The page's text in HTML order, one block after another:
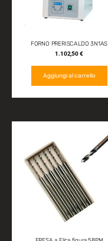
FORNO PRERISCALDO 3N1AS
1.102,50€
Aggiungi al carrello